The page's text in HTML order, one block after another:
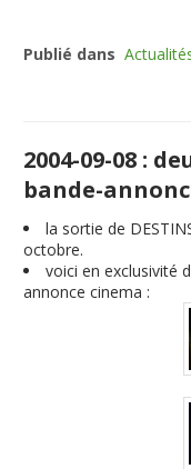
Publié dans
2004-09-08 :
bande-
la sortie de
octobre.
voici en exclusivité
annonce cinema :